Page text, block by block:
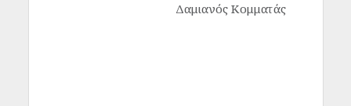
Δαμιανός Κομματάς